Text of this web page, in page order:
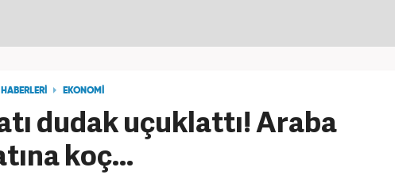
EKONOMİ
dudak uçuklattı! Araba
koç...